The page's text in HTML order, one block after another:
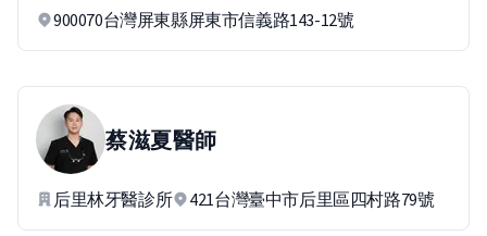
900070台灣屏東縣屏東市信義路143-12號
蔡滋夏醫師
后里林牙醫診所 421台灣臺中市后里區四村路79號